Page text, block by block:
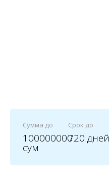
Сумма до
100000000
сум
Срок до
720 дней